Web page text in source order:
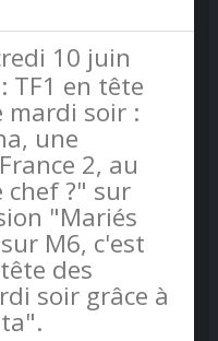
10 juin
TF1 en tête
mardi soir :
une
2, au
?" sur
"Mariés
M6, c'est
des
soir grâce à